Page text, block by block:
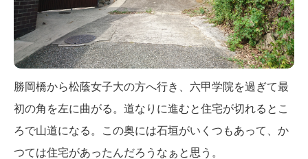
勝岡橋から松蔭女子大の方へ行き、六甲学院を過ぎて最
初の角を左に曲がる。道なりに進むと住宅が切れるとこ
ろで山道になる。この奥には石垣がいくつもあって、か
つては住宅があったんだろうなぁと思う。